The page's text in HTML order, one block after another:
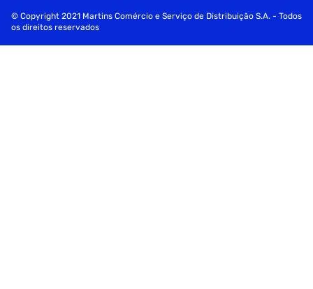
Fornecedor PcTop
© Copyright 2021 Martins Comércio e Serviço de Distribuição S.A. - Todos
os direitos reservados